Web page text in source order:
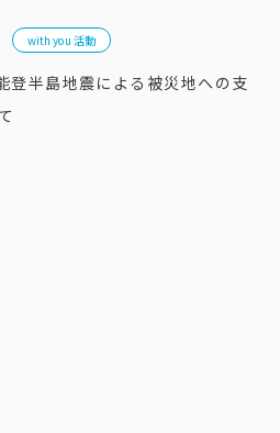
with you 活動
登半島地震による被災地への支